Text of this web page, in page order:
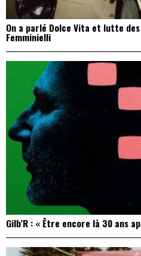
On a parlé Dolce Vita et lutte
Femminielli
Gilb’R : « Être encore là 30 ans